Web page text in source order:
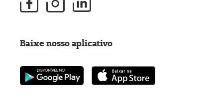
Baixe nosso aplicativo